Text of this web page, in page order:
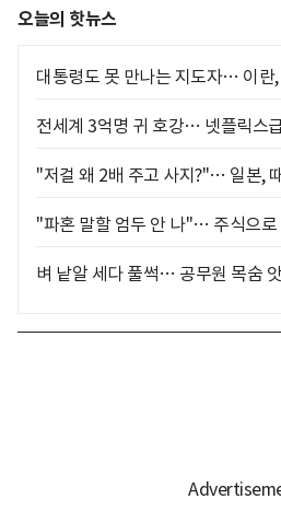
오늘의 핫뉴스
대통령도 못 만나는 지도자… 이란
전세계 3억명 귀 호강… 넷플릭스
"저걸 왜 2배 주고 사지?"… 일본,
"파혼 말할 엄두 안 나"… 주식으로
벼 낱알 세다 풀썩… 공무원 목숨